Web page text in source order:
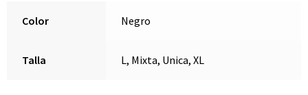
Color Negro
Talla L, Mixta, Unica, XL